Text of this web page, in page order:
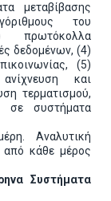
μεταβίβασης
του
πρωτόκολλα
δεδομένων, (4)
(5)
και
τερματισμού,
σε συστήματα
Αναλυτική
από κάθε μέρος
Συστήματα